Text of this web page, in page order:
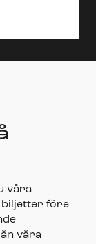
våra
biljetter före
våra